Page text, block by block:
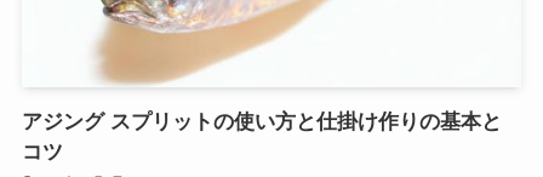
アジング スプリットの使い方と仕掛け作りの基本と
コツ